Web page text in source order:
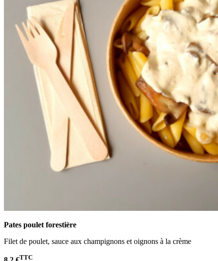
Pates poulet forestière
Filet de poulet, sauce aux champignons et oignons à la crème
TTC